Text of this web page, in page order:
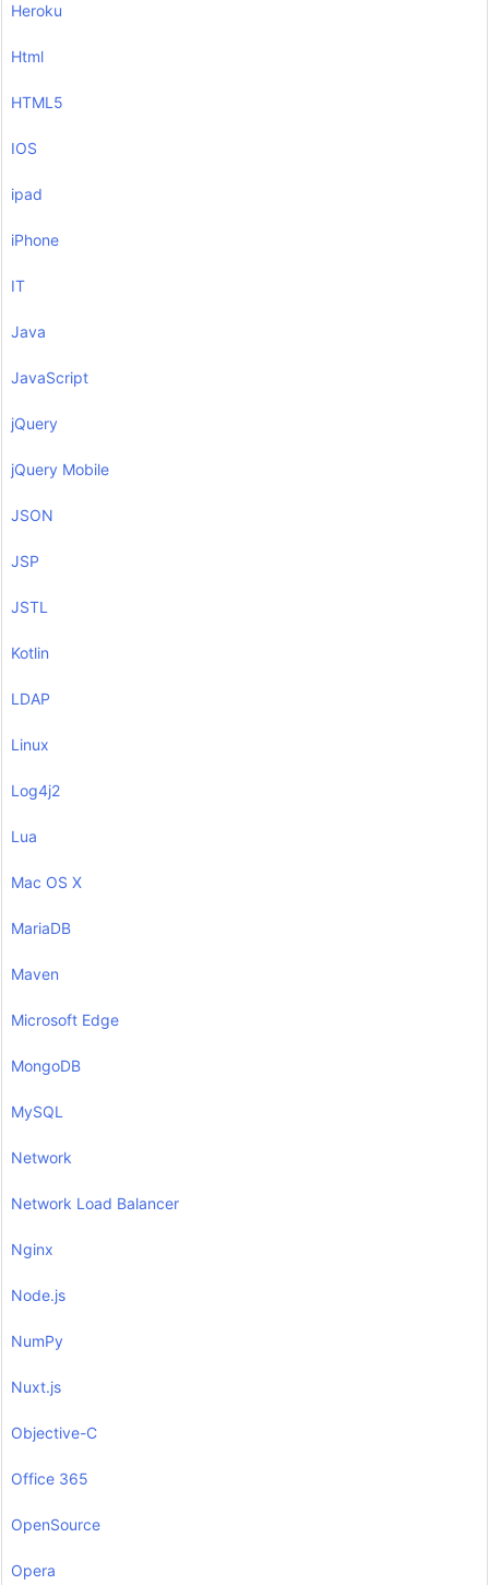
Heroku
Html
HTML5
IOS
ipad
iPhone
IT
Java
JavaScript
jQuery
jQuery Mobile
JSON
JSP
JSTL
Kotlin
LDAP
Linux
Log4j2
Lua
Mac OS X
MariaDB
Maven
Microsoft Edge
MongoDB
MySQL
Network
Network Load Balancer
Nginx
Node.js
NumPy
Nuxt.js
Objective-C
Office 365
OpenSource
Opera